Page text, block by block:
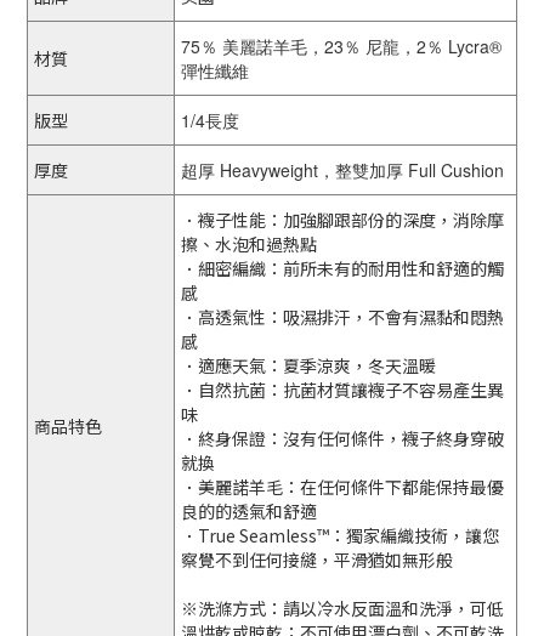
材質
75％ 美麗諾羊毛，23％ 尼龍，2％ Lycra®
彈性纖維
版型 1/4長度
厚度 超厚 Heavyweight，整雙加厚 Full Cushion
商品特色
．襪子性能：加強腳跟部份的深度，消除摩
擦、水泡和過熱點
．細密編織：前所未有的耐用性和舒適的觸
感
．高透氣性：吸濕排汗，不會有濕黏和悶熱
感
．適應天氣：夏季涼爽，冬天溫暖
．自然抗菌：抗菌材質讓襪子不容易產生異
味
．終身保證：沒有任何條件，襪子終身穿破
就換
．美麗諾羊毛：在任何條件下都能保持最優
良的的透氣和舒適
．True Seamless™：獨家編織技術，讓您
察覺不到任何接縫，平滑猶如無形般
※洗滌方式：請以冷水反面溫和洗淨，可低